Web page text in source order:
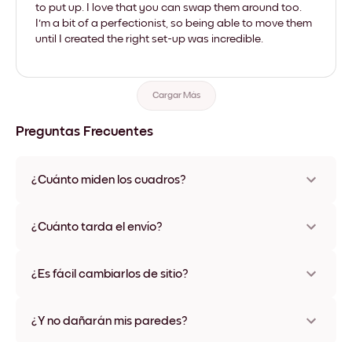
to put up. I love that you can swap them around too.
I'm a bit of a perfectionist, so being able to move them
until I created the right set-up was incredible.
Cargar Más
Preguntas Frecuentes
¿Cuánto miden los cuadros?
varios materiales y colores de marco, incluidas opciones sin
¿Cuánto tarda el envío?
disponibles en algunos países. Te enviaremos un número de
¿Es fácil cambiarlos de sitio?
ningún daño
¿Y no dañarán mis paredes?